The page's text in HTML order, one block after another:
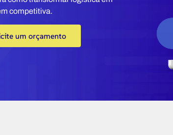
competitiva.
um orçamento